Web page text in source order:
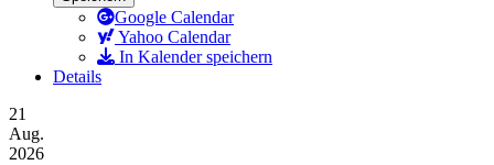
Google Calendar
Yahoo Calendar
In Kalender speichern
Details
21
Aug.
2026